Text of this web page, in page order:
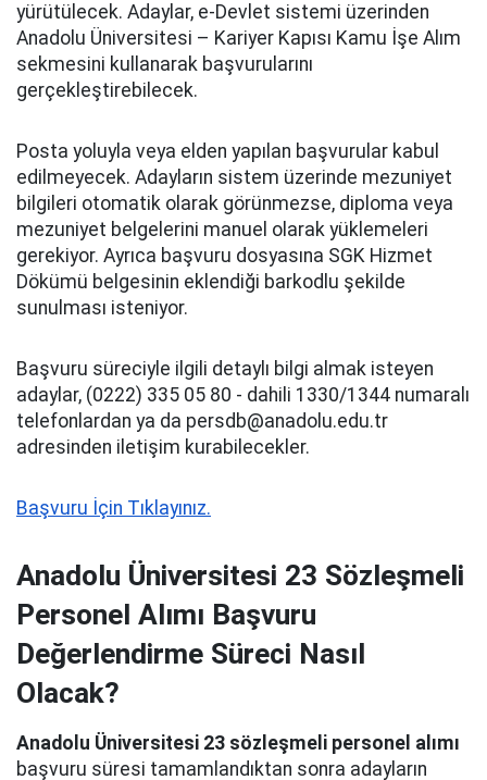
yürütülecek. Adaylar, e-Devlet sistemi üzerinden
Anadolu Üniversitesi – Kariyer Kapısı Kamu İşe Alım
sekmesini kullanarak başvurularını
gerçekleştirebilecek.
Posta yoluyla veya elden yapılan başvurular kabul
edilmeyecek. Adayların sistem üzerinde mezuniyet
bilgileri otomatik olarak görünmezse, diploma veya
mezuniyet belgelerini manuel olarak yüklemeleri
gerekiyor. Ayrıca başvuru dosyasına SGK Hizmet
Dökümü belgesinin eklendiği barkodlu şekilde
sunulması isteniyor.
Başvuru süreciyle ilgili detaylı bilgi almak isteyen
adaylar, (0222) 335 05 80 - dahili 1330/1344 numaralı
telefonlardan ya da persdb@anadolu.edu.tr
adresinden iletişim kurabilecekler.
Başvuru İçin Tıklayınız.
Anadolu Üniversitesi 23 Sözleşmeli
Personel Alımı Başvuru
Değerlendirme Süreci Nasıl
Olacak?
Anadolu Üniversitesi 23 sözleşmeli personel alımı
başvuru süresi tamamlandıktan sonra adayların